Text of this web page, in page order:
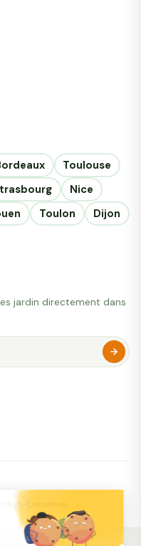
Toulouse
Nice
Toulon
Dijon
jardin directement dans
Essonnes